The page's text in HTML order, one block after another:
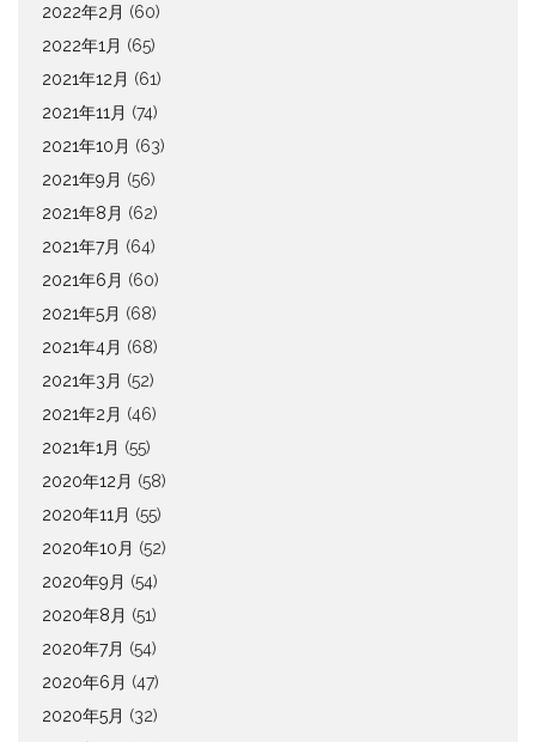
2022年2月 (60)
2022年1月 (65)
2021年12月 (61)
2021年11月 (74)
2021年10月 (63)
2021年9月 (56)
2021年8月 (62)
2021年7月 (64)
2021年6月 (60)
2021年5月 (68)
2021年4月 (68)
2021年3月 (52)
2021年2月 (46)
2021年1月 (55)
2020年12月 (58)
2020年11月 (55)
2020年10月 (52)
2020年9月 (54)
2020年8月 (51)
2020年7月 (54)
2020年6月 (47)
2020年5月 (32)